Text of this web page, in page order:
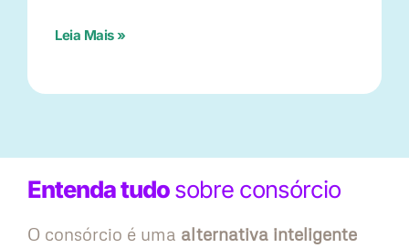
Leia Mais »
Entenda tudosobre consórcio
O consórcio é uma alternativa inteligente